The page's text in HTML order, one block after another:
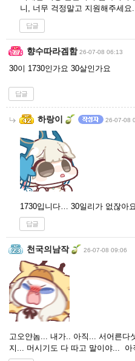
니, 너무 걱정말고 지원해주세요.
답글
향수따라겜함 26-07-08 06:13
30이 1730인가요 30살인가요
답글
하랑이 26-07-08
1730입니다… 30일리가 없잖아
답글
천국의남작 26-07-08 09:06
고오얀놈... 내가.. 아직... 서어른다
지... 머시기도 다 따고 말이야...